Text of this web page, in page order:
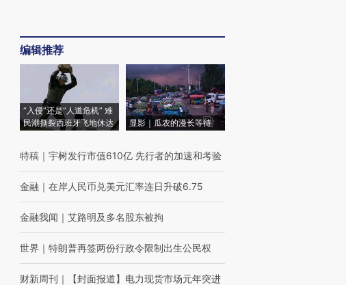
编辑推荐
“入侵”还是“人道危机” 难
民潮撕裂西班牙飞地休达
显影｜瓜农的漫长等待
特稿 ｜ 宇树发行市值610亿 先行者的加速和考验
金融 ｜ 在岸人民币兑美元汇率连日升破6.75
金融我闻 ｜ 艾路明及多名股东被拘
世界 ｜ 特朗普再签两份行政令限制出生公民权
财新周刊 ｜ 【封面报道】电力现货市场元年突进